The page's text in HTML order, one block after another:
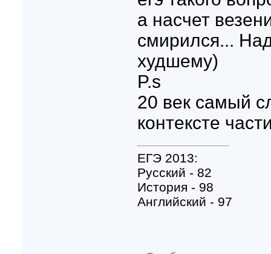
а насчет
смирился...
худшему)
P.s
20 век самый
контексте
ЕГЭ 2013:
Русский - 82
История - 98
Английский - 97